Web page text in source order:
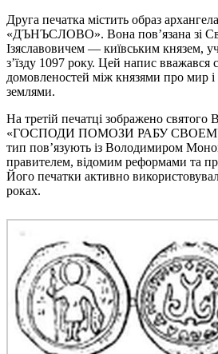
Друга печатка містить образ
«ДЪНЪСЛОВО». Вона пов’язана зі
Ізяславовичем — київським князем,
з’їзду 1097 року. Цей напис вважався
домовленостей між князями про мир і
землями.
На третій печатці зображено святого
«ГОСПОДИ ПОМОЗИ РАБУ
тип пов’язують із Володимиром
правителем, відомим реформами та
Його печатки активно
роках.